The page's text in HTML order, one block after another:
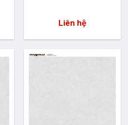
Liên hệ